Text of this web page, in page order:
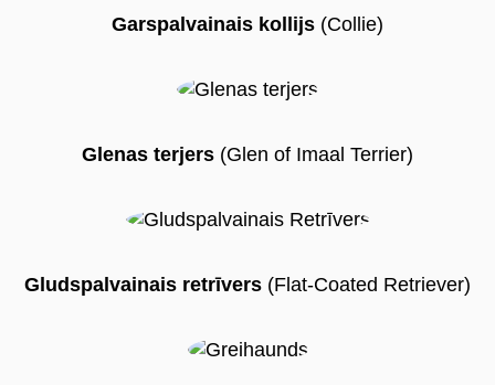
Garspalvainais kollijs (Collie)
Glenas terjers (Glen of Imaal Terrier)
Gludspalvainais retrīvers (Flat-Coated Retriever)